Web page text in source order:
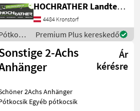
Kronstorf Hauptstraße 27
Kronstorf Pótkocsik
HOCHRATHER Landtechnik GmbH
4484 Kronstorf
Premium Plus kereskedő
2-Achs
Ár
kérésre
2Achs Anhänger
Egyéb pótkocsik